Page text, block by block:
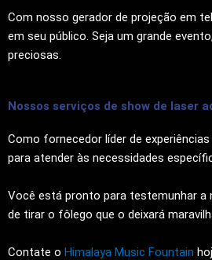
Com nosso gerador de projeção em
em seu público. Seja um grande
preciosas.
Nossos serviços de show de laser
Como fornecedor líder de
para atender às necessidades
Você está pronto para testemunhar a
de tirar o fôlego que o deixará
Contate o Himalaya Music Fountain